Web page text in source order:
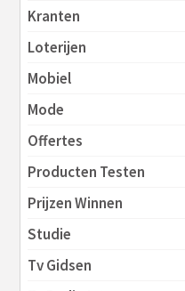
Kranten
Loterijen
Mobiel
Mode
Offertes
Producten Testen
Prijzen Winnen
Studie
Tv Gidsen